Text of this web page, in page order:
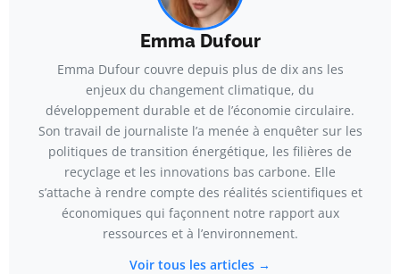
Emma Dufour
Emma Dufour couvre depuis plus de dix ans les
enjeux du changement climatique, du
développement durable et de l’économie circulaire.
Son travail de journaliste l’a menée à enquêter sur les
politiques de transition énergétique, les filières de
recyclage et les innovations bas carbone. Elle
s’attache à rendre compte des réalités scientifiques et
économiques qui façonnent notre rapport aux
ressources et à l’environnement.
Voir tous les articles →